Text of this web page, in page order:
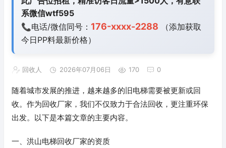
系微信wtf595
📞电话/微信同号： 176-xxxx-2288 （添加获取
今日PP料最新价格）
回收人 2026年07月06日 170 0
随着城市发展的推进，越来越多的旧电梯需要被更新或回
收。作为回收厂家，我们不仅致力于合法回收，更注重环保
出发。以下是本篇文章的主要内容。
一、洪山电梯回收厂家的资质